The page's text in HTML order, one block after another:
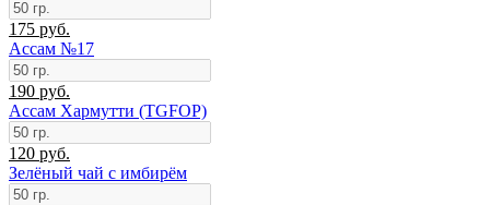
175 руб.
Ассам №17
190 руб.
Ассам Хармутти (TGFOP)
120 руб.
Зелёный чай с имбирём